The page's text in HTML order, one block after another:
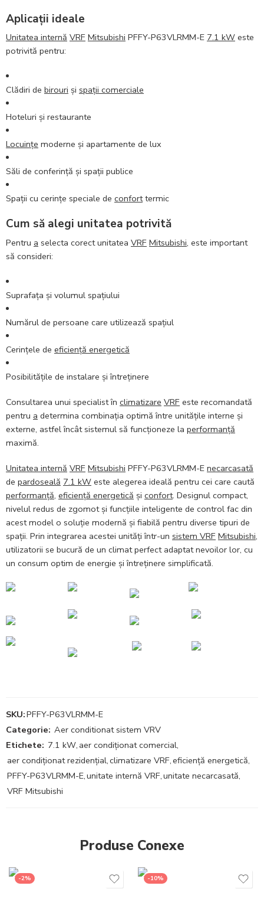
Aplicații ideale
Unitatea internă VRF Mitsubishi PFFY-P63VLRMM-E 7.1 kW este
potrivită pentru:
Clădiri de birouri și spații comerciale
Hoteluri și restaurante
Locuințe moderne și apartamente de lux
Săli de conferință și spații publice
Spații cu cerințe speciale de conforttermic
Cum să alegi unitatea potrivită
Pentru a selecta corect unitatea VRF Mitsubishi, este important
să consideri:
Suprafața și volumul spațiului
Numărul de persoane care utilizează spațiul
Cerințele de eficiență energetică
Posibilitățile de instalare și întreținere
Consultarea unui specialist în climatizare VRF este recomandată
pentru a determina combinația optimă între unitățile interne și
externe, astfel încât sistemul să funcționeze la performanță
maximă.
Unitatea internă VRF Mitsubishi PFFY-P63VLRMM-E necarcasată
de pardoseală 7.1 kW este alegerea ideală pentru cei care caută
performanță, eficiență energetică și confort. Designul compact,
nivelul redus de zgomot și funcțiile inteligente de control fac din
acest model o soluție modernă și fiabilă pentru diverse tipuri de
spații. Prin integrarea acestei unități într-un sistem VRF Mitsubishi,
utilizatorii se bucură de un climat perfect adaptat nevoilor lor, cu
un consum optim de energie și întreținere simplificată.
SKU:PFFY-P63VLRMM-E
Categorie: Aer conditionat sistem VRV
Etichete: 7.1 kW, aer condiționat comercial,
aer condiționat rezidențial,climatizare VRF,eficiență energetică,
PFFY-P63VLRMM-E,unitate internă VRF,unitate necarcasată,
VRF Mitsubishi
Produse Conexe
-2% -10%